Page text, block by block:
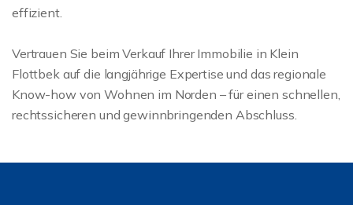
effizient.
Vertrauen Sie beim Verkauf Ihrer Immobilie in Klein
Flottbek auf die langjährige Expertise und das regionale
Know-how von Wohnen im Norden – für einen schnellen,
rechtssicheren und gewinnbringenden Abschluss.